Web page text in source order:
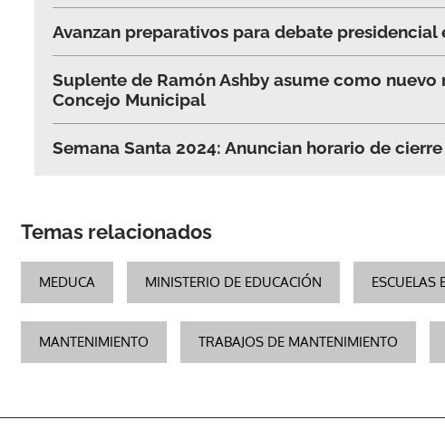
Avanzan preparativos para debate
Suplente de Ramón Ashby asume como
Concejo Municipal
Semana Santa 2024: Anuncian horario de
Temas relacionados
MEDUCA MINISTERIO DE EDUCACIÓN ESCUELAS
MANTENIMIENTO TRABAJOS DE MANTENIMIENTO